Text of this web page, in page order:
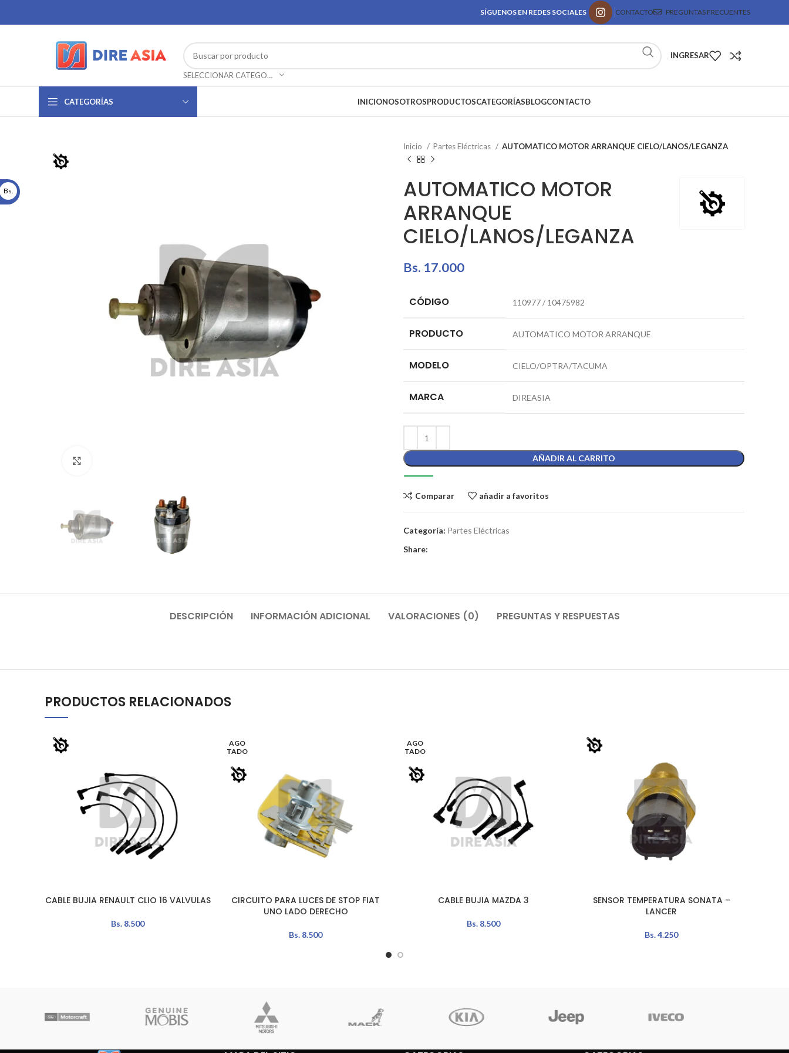
SÍGUENOS EN REDES SOCIALES CONTACTO PREGUNTAS FRECUENTES
SELECCIONAR CATEGORÍA
INGRESAR
CATEGORÍAS INICIONOSOTROSPRODUCTOSCATEGORÍASBLOGCONTACTO
Inicio Partes Eléctricas AUTOMATICO MOTOR ARRANQUE CIELO/LANOS/LEGANZA
AUTOMATICO MOTOR
ARRANQUE
CIELO/LANOS/LEGANZA
Bs. 17.000
CÓDIGO 110977 / 10475982
PRODUCTO AUTOMATICO MOTOR ARRANQUE
MODELO CIELO/OPTRA/TACUMA
MARCA DIREASIA
AÑADIR AL CARRITO
Comparar añadir a favoritos
Categoría: Partes Eléctricas
Share:
DESCRIPCIÓN INFORMACIÓN ADICIONAL VALORACIONES (0) PREGUNTAS Y RESPUESTAS
PRODUCTOS RELACIONADOS
AÑADIR AL CARRITO
CABLE BUJIA RENAULT CLIO 16 VALVULAS
Bs. 8.500
AGO
TADO
LEER MÁS
CIRCUITO PARA LUCES DE STOP FIAT
UNO LADO DERECHO
Bs. 8.500
AGO
TADO
CABLE BUJIA MAZDA 3
Bs. 8.500
AÑADIR AL CARRITO
SENSOR TEMPERATURA SONATA –
LANCER
Bs.4.250
Bs.